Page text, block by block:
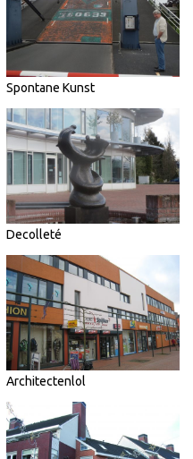
Spontane Kunst
Decolleté
Architectenlol